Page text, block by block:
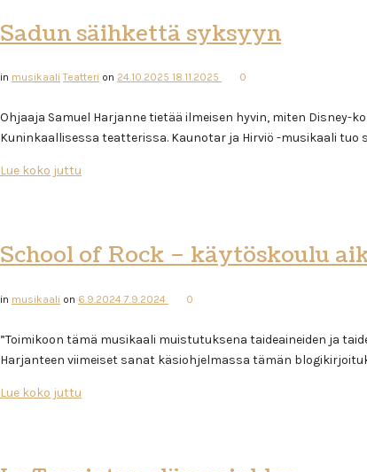
Sadun säihkettä syksyyn
in musikaali Teatteri on 24.10.2025 18.11.2025 0
Ohjaaja Samuel Harjanne tietää ilmeisen hyvin, miten Disney-
Kuninkaallisessa teatterissa. Kaunotar ja Hirviö -musikaali
Lue koko juttu
School of Rock – käytöskoulu
in musikaali on 6.9.2024 7.9.2024 0
”Toimikoon tämä musikaali muistutuksena taideaineiden ja
Harjanteen viimeiset sanat käsiohjelmassa tämän
Lue koko juttu